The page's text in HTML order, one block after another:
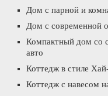
Дом с парной и
Дом с современной
Компактный дом со
авто
Коттедж в стиле
Коттедж с навесом